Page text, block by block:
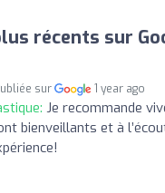
récents sur
sur 1 year ago
Je recommande
bienveillants et à